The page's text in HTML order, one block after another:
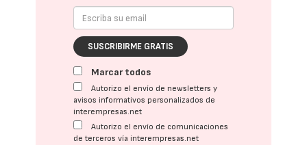
SUSCRIBIRME GRATIS
Marcar todos
Autorizo el envío de newsletters y
avisos informativos personalizados de
interempresas.net
Autorizo el envío de comunicaciones
de terceros vía interempresas.net